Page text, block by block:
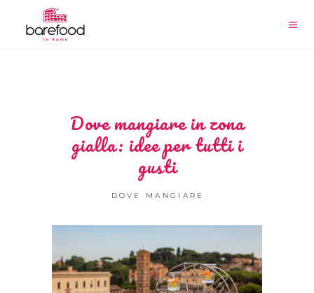
Dove mangiare in zona
gialla: idee per tutti i
gusti
DOVE MANGIARE